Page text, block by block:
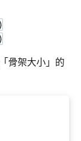
骨架大小」的